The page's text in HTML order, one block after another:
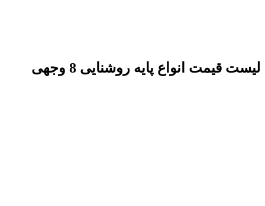
لیست قیمت انواع پایه روشنایی 8 وجهی